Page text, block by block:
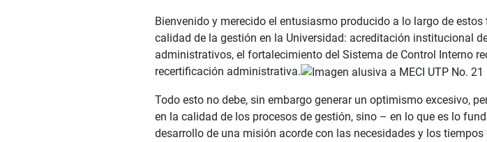
Bienvenido y merecido el entusiasmo producido a lo largo de
calidad de la gestión en la Universidad: acreditación institucional
administrativos, el fortalecimiento del Sistema de Control Interno
recertificación administrativa.
Todo esto no debe, sin embargo generar un optimismo excesivo,
en la calidad de los procesos de gestión, sino – en lo que es lo
desarrollo de una misión acorde con las necesidades y los